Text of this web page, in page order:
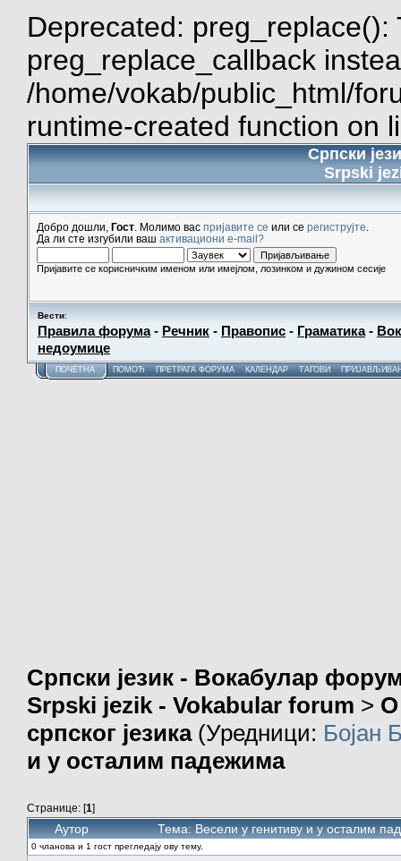
Deprecated:
preg_replace_callback
/home/vokab/public_html/
runtime-created function on
Српски
Srpski
Добро дошли, Гост . Молимо вас пријавите се или се региструјте
Да ли сте изгубили ваш активациони e-mail?
Пријавите се корисничким именом или имејлом, лозинком и дужином сесије
Вести:
Правила форума- Речник - Правопис - Граматика-
недоумице
ПОЧЕТНА ПОМОЋ ПРЕТРАГА ФОРУМА КАЛЕНДАР ТАГОВИ
Српски језик - Вокабулар
Srpski jezik - Vokabular forum > О
српског језика(Уредници: Бојан
и у осталим падежима
Странице: [1]
Аутор Тема: Весели у генитиву и у осталим
0 чланова и 1 гост прегледају ову тему.